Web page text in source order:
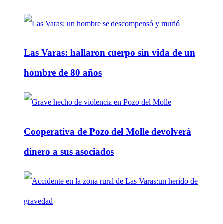
Las Varas: hallaron cuerpo sin vida de un
hombre de 80 años
Cooperativa de Pozo del Molle devolverá
dinero a sus asociados